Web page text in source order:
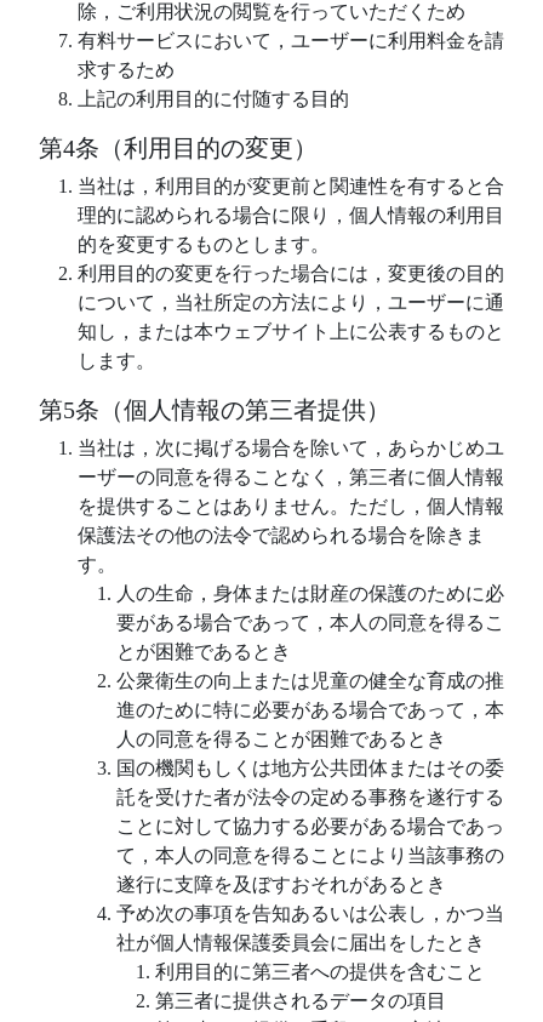
除，ご利用状況の閲覧を行っていただくため
有料サービスにおいて，ユーザーに利用料金を請
求するため
上記の利用目的に付随する目的
第4条（利用目的の変更）
当社は，利用目的が変更前と関連性を有すると合
理的に認められる場合に限り，個人情報の利用目
的を変更するものとします。
利用目的の変更を行った場合には，変更後の目的
について，当社所定の方法により，ユーザーに通
知し，または本ウェブサイト上に公表するものと
します。
第5条（個人情報の第三者提供）
当社は，次に掲げる場合を除いて，あらかじめユ
ーザーの同意を得ることなく，第三者に個人情報
を提供することはありません。ただし，個人情報
保護法その他の法令で認められる場合を除きま
す。
人の生命，身体または財産の保護のために必
要がある場合であって，本人の同意を得るこ
とが困難であるとき
公衆衛生の向上または児童の健全な育成の推
進のために特に必要がある場合であって，本
人の同意を得ることが困難であるとき
国の機関もしくは地方公共団体またはその委
託を受けた者が法令の定める事務を遂行する
ことに対して協力する必要がある場合であっ
て，本人の同意を得ることにより当該事務の
遂行に支障を及ぼすおそれがあるとき
予め次の事項を告知あるいは公表し，かつ当
社が個人情報保護委員会に届出をしたとき
利用目的に第三者への提供を含むこと
第三者に提供されるデータの項目